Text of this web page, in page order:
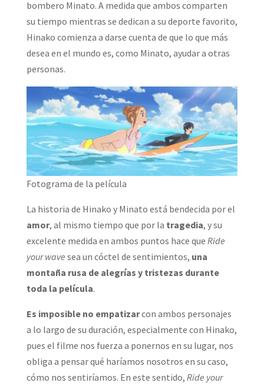
bombero Minato. A medida que ambos comparten
su tiempo mientras se dedican a su deporte favorito,
Hinako comienza a darse cuenta de que lo que más
desea en el mundo es, como Minato, ayudar a otras
personas.
Fotograma de la película
La historia de Hinako y Minato está bendecida por el
amor, al mismo tiempo que por la tragedia, y su
excelente medida en ambos puntos hace que Ride
your wave sea un cóctel de sentimientos, una
montaña rusa de alegrías y tristezas durante
toda la película.
Es imposible no empatizarcon ambos personajes
a lo largo de su duración, especialmente con Hinako,
pues el filme nos fuerza a ponernos en su lugar, nos
obliga a pensar qué haríamos nosotros en su caso,
cómo nos sentiríamos. En este sentido, Ride your